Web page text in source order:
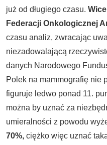
już od długiego czasu.
Federacji Onkologicznej
czasu analiz, zwracając
niezadowalającą
danych Narodowego
Polek na mammografię nie
figuruje ledwo ponad 11.
można by uznać za
umieralności z powodu
70%, ciężko więc uznać